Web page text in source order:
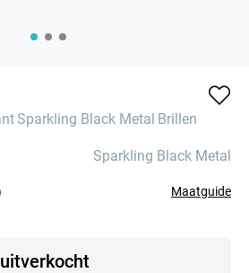
Sparkling Black Metal Brillen
Sparkling Black Metal
Maatguide